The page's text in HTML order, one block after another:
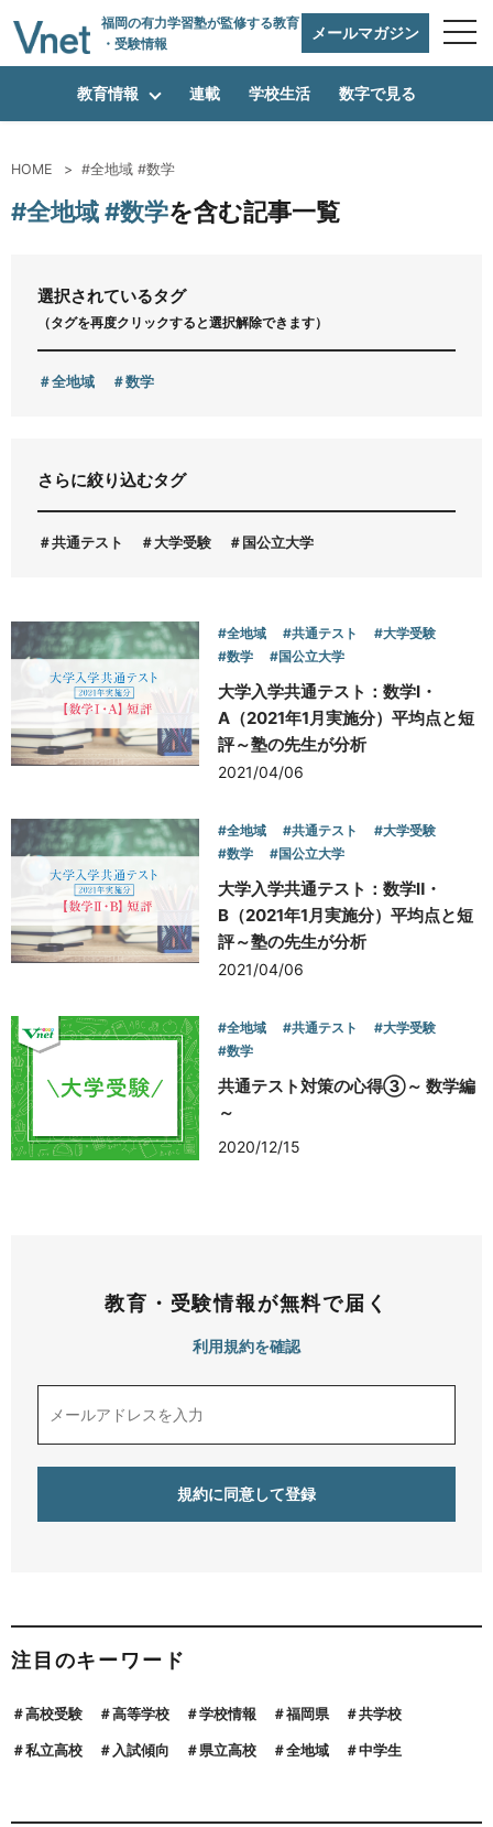
福岡の有力学習塾が監修する教育
・受験情報
メールマガジン
編集方針
vnetアライアンス企業
運営会社
お問い合わせ
教育情報 連載 学校生活 数字で見る
HOME #全地域 #数学
#全地域 #数学を含む記事一覧
選択されているタグ
（タグを再度クリックすると選択解除できます）
全地域 数学
さらに絞り込むタグ
共通テスト 大学受験 国公立大学
#全地域 #共通テスト
#大学受験
#数学
#国公立大学
大学入学共通テスト：数学Ⅰ・
A（2021年1月実施分）平均点と短
評～塾の先生が分析
2021/04/06
#全地域 #共通テスト
#大学受験
#数学
#国公立大学
大学入学共通テスト：数学Ⅱ・
B（2021年1月実施分）平均点と短
評～塾の先生が分析
2021/04/06
#全地域 #共通テスト
#大学受験
#数学
共通テスト対策の心得③～ 数学編
～
2020/12/15
教育・受験情報が無料で届く
利用規約を確認
注目のキーワード
高校受験 高等学校 学校情報 福岡県 共学校
私立高校 入試傾向 県立高校 全地域 中学生